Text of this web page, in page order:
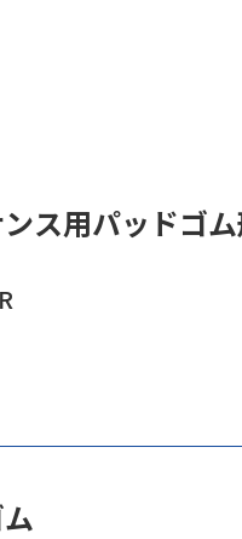
ス用パッドゴ